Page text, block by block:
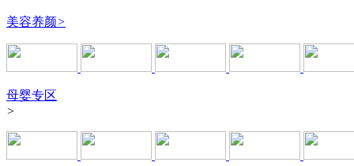
美容养颜>
母婴专区
>